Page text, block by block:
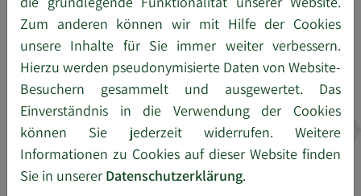
Zum anderen können wir mit Hilfe der Cookies
unsere Inhalte für Sie immer weiter verbessern.
Hierzu werden pseudonymisierte Daten von Website-
Besuchern gesammelt und ausgewertet. Das
Einverständnis in die Verwendung der Cookies
können Sie jederzeit widerrufen. Weitere
Informationen zu Cookies auf dieser Website finden
Sie in unserer Datenschutzerklärung.